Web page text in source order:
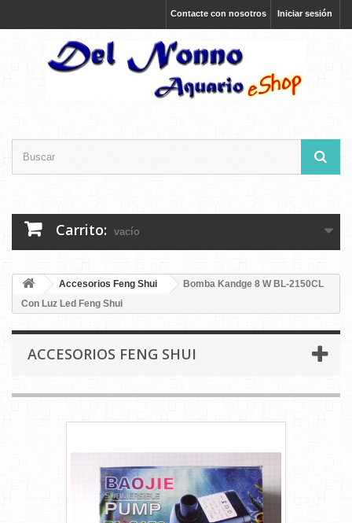
Iniciar sesión
Contacte con nosotros
Carrito: vacío
Accesorios Feng Shui
Bomba Kandge 8 W BL-2150CL
Con Luz Led Feng Shui
ACCESORIOS FENG SHUI